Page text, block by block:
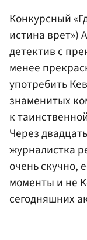
Конкурсный
истина врет»)
детектив с
менее
употребить
знаменитых
к
Через
журналистка
очень скучно,
моменты и не
сегодняшних